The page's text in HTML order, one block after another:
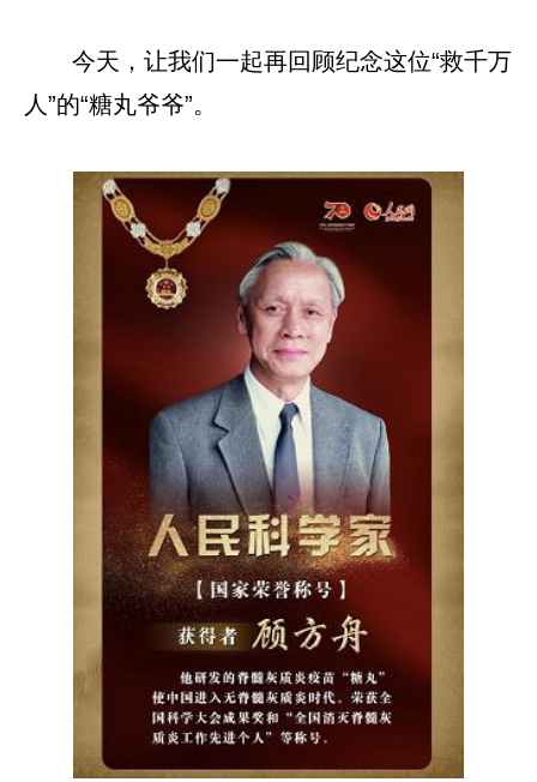
今天，让我们一起再回顾纪念这位“救千万
人”的“糖丸爷爷”。